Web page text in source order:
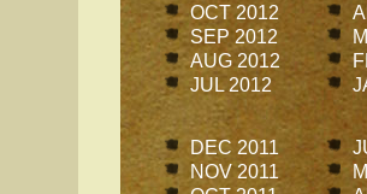
OCT 2012
SEP 2012
AUG 2012
JUL 2012
DEC 2011
NOV 2011